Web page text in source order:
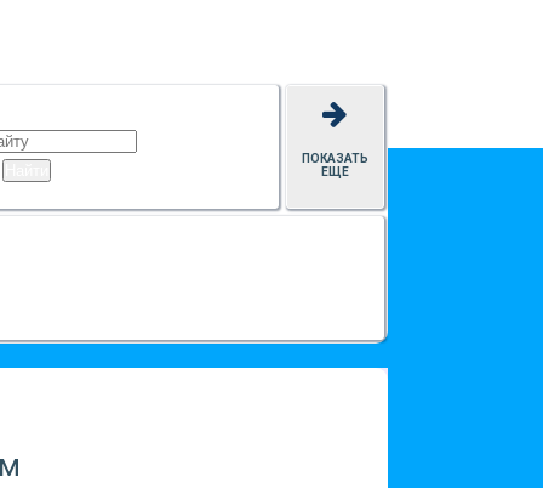
ПОКАЗАТЬ
ЕЩЕ